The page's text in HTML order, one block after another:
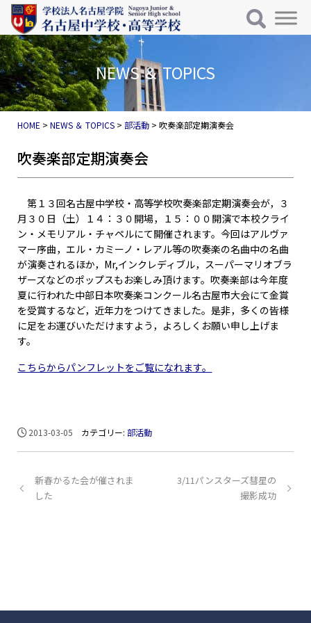
コンテンツへスキップ
メインナビゲーション
NEWS ＆ TOPICS
HOME >NEWS ＆ TOPICS >部活動 >吹奏楽部定期演奏会
吹奏楽部定期演奏会
第１３回名古屋中学校・高等学校吹奏楽部定期演奏会が，３
月３０日（土）１４：３０開場，１５：００開演で本校クライ
ン・メモリアル・チャペルにて開催されます。今回はアルヴァ
マー序曲，エル・カミーノ・レアル等の吹奏楽の名曲中の名曲
が演奏されるほか，Mr,インクレディブル，スーパーマリオブラ
ザーズなどのポップスもお楽しみ頂けます。吹奏楽部は今年度
夏に行われた中部日本吹奏楽コンクール名古屋市大会にて金賞
を受賞するなど，近年力をつけてきました。是非，多くの皆様
に足をお運びいただけますよう，よろしくお願い申し上げま
す。
こちらからパンフレットをご覧になれます。
2013-03-05 カテゴリー:部活動
新春かるた会が催されま
した
3/11パンスターズ彗星の
撮影成功